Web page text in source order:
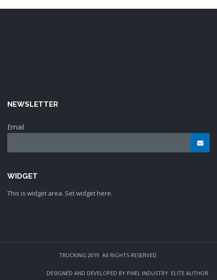
NEWSLETTER
Email
WIDGET
This is widget area. Set widget here.
TRUCKING 2019. All RIGHTS RESERVED.
DESIGNED AND DEVELOPED BY PIXEL INDUSTRY. ELITE AUTHOR.